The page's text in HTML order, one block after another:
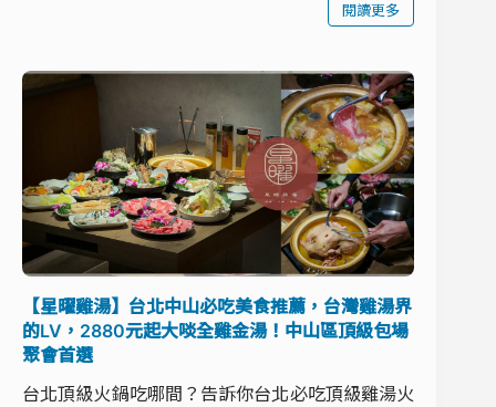
閱讀更多
【星曜雞湯】台北中山必吃美食推薦，台灣雞湯界
的LV，2880元起大啖全雞金湯！中山區頂級包場
聚會首選
台北頂級火鍋吃哪間？告訴你台北必吃頂級雞湯火